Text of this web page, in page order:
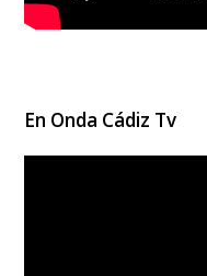
En Onda Cádiz Tv